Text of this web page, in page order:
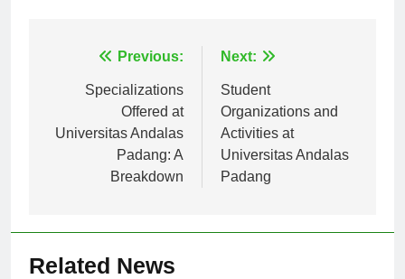
NavigasiPrevious:
Specializations
Offered at
Universitas Andalas
Padang: A
Breakdown
Next:
Student
Organizations and
Activities at
Universitas Andalas
Padang
Related News